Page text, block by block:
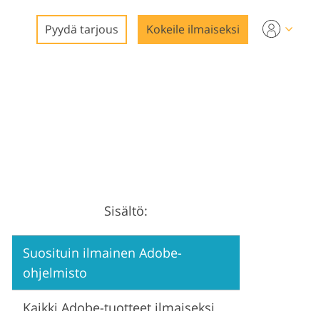
Pyydä tarjous Kokeile ilmaiseksi
Sisältö:
Suosituin ilmainen Adobe-
ohjelmisto
Kaikki Adobe-tuotteet ilmaiseksi